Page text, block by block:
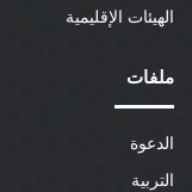
الهيئات الإقليمية
ملفات
الدعوة
التربية